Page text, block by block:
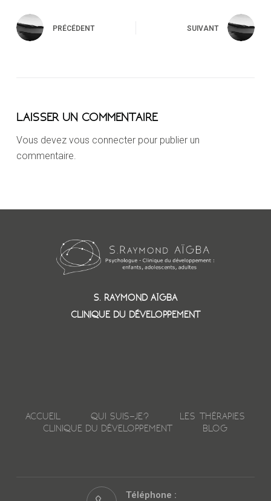
PRÉCÉDENT SUIVANT
LAISSER UN COMMENTAIRE
Vous devez vous connecterpour publier un
commentaire.
S. RAYMOND AÏGBA
CLINIQUE DU DÉVELOPPEMENT
ACCUEIL QUI SUIS-JE?
LES THÉRAPIES
CLINIQUE DU DÉVELOPPEMENT
BLOG
Téléphone :